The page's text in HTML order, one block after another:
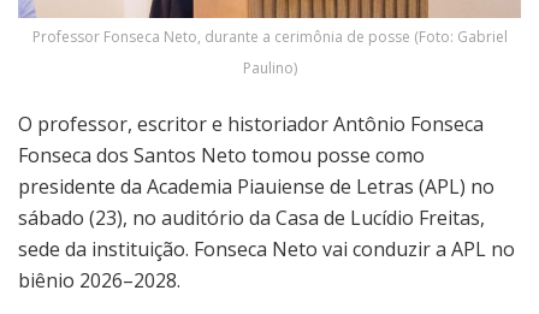
Professor Fonseca Neto, durante a cerimônia de posse (Foto: Gabriel
Paulino)
O professor, escritor e historiador Antônio Fonseca
Fonseca dos Santos Neto tomou posse como
presidente da Academia Piauiense de Letras (APL) no
sábado (23), no auditório da Casa de Lucídio Freitas,
sede da instituição. Fonseca Neto vai conduzir a APL no
biênio 2026–2028.